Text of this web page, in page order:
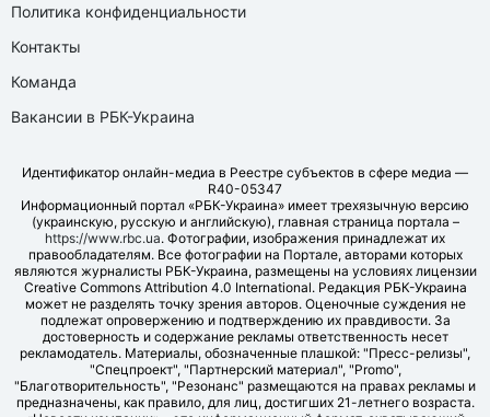
Политика конфиденциальности
Контакты
Команда
Вакансии в РБК-Украина
Идентификатор онлайн-медиа в Реестре субъектов в сфере медиа —
R40-05347
Информационный портал «РБК-Украина» имеет трехязычную версию
(украинскую, русскую и английскую), главная страница портала –
https://www.rbc.ua. Фотографии, изображения принадлежат их
правообладателям. Все фотографии на Портале, авторами которых
являются журналисты РБК-Украина, размещены на условиях лицензии
Creative Commons Attribution 4.0 International. Редакция РБК-Украина
может не разделять точку зрения авторов. Оценочные суждения не
подлежат опровержению и подтверждению их правдивости. За
достоверность и содержание рекламы ответственность несет
рекламодатель. Материалы, обозначенные плашкой: "Пресс-релизы",
"Спецпроект", "Партнерский материал", "Promo",
"Благотворительность", "Резонанс" размещаются на правах рекламы и
предназначены, как правило, для лиц, достигших 21-летнего возраста.